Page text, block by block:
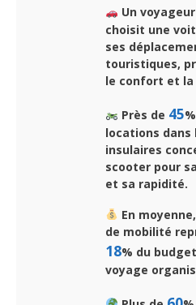
Un
choisit une
ses
touristiques,
le confort et la
Près de 45
locations dans
insulaires
scooter pour
et sa rapidité.
En
de mobilité
18% du
voyage